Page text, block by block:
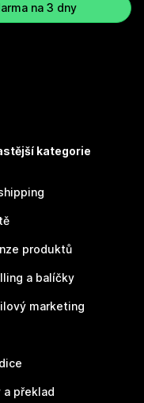
na 3 dny
kategorie
produktů
a balíčky
marketing
a překlad